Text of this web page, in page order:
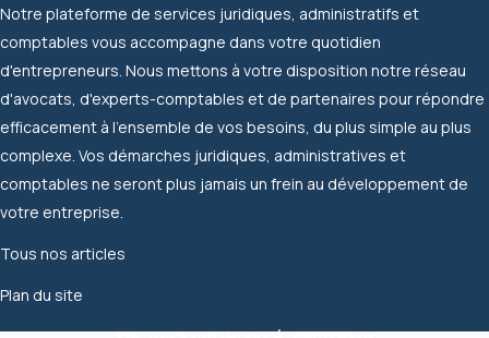
Notre plateforme de services juridiques, administratifs et
comptables vous accompagne dans votre quotidien
d'entrepreneurs. Nous mettons à votre disposition notre réseau
d'avocats, d'experts-comptables et de partenaires pour répondre
efficacement à l'ensemble de vos besoins, du plus simple au plus
complexe. Vos démarches juridiques, administratives et
comptables ne seront plus jamais un frein au développement de
votre entreprise.
Tous nos articles
Plan du site